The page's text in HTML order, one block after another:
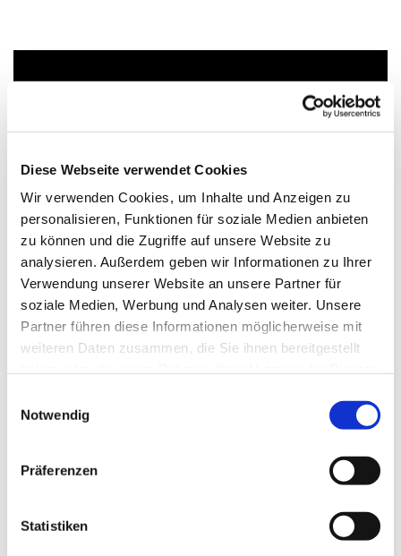
Diese Webseite verwendet Cookies
Wir verwenden Cookies, um Inhalte und Anzeigen zu
personalisieren, Funktionen für soziale Medien anbieten
zu können und die Zugriffe auf unsere Website zu
analysieren. Außerdem geben wir Informationen zu Ihrer
Verwendung unserer Website an unsere Partner für
soziale Medien, Werbung und Analysen weiter. Unsere
Partner führen diese Informationen möglicherweise mit
weiteren Daten zusammen, die Sie ihnen bereitgestellt
Notwendig
Präferenzen
Statistiken
Dies könnte Sie auch
interessieren